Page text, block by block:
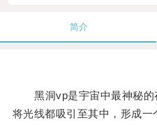
简介
黑洞vp是宇宙中最神秘的
将光线都吸引至其中，形成一